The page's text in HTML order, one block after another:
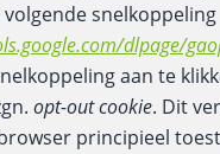
snelkoppeling
dlpage/
aan te
opt-out cookie. Dit
principieel